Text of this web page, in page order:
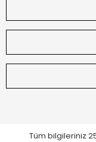
Tüm bilgileriniz